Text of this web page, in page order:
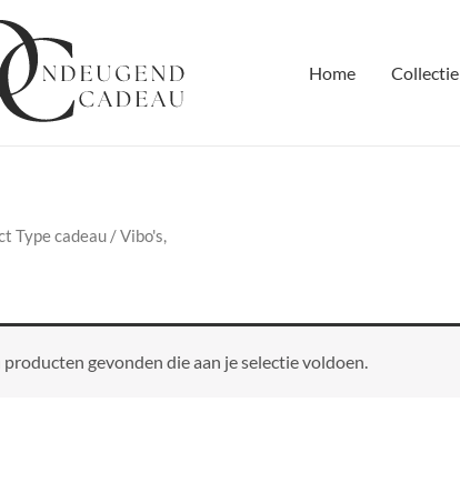
Home Collectie
Type cadeau / Vibo's,
producten gevonden die aan je selectie voldoen.